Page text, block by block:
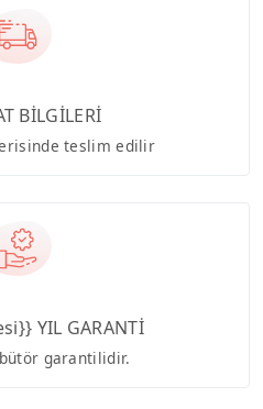
BİLGİLERİ
teslim edilir
YIL GARANTİ
garantilidir.